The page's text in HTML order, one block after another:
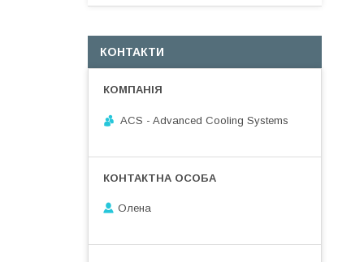
КОНТАКТИ
ACS - Advanced Cooling Systems
Олена